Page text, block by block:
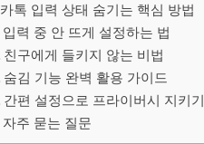
카톡 입력 상태 숨기는 핵심 방법
입력 중 안 뜨게 설정하는 법
친구에게 들키지 않는 비법
숨김 기능 완벽 활용 가이드
간편 설정으로 프라이버시 지키기
자주 묻는 질문